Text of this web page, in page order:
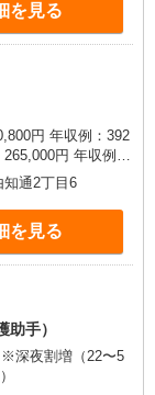
を見る
円 年収例：392
2回分）、夜勤手
的に支払われる手
み、特別職務手当
月分/年支給
通2丁目6
を見る
手）